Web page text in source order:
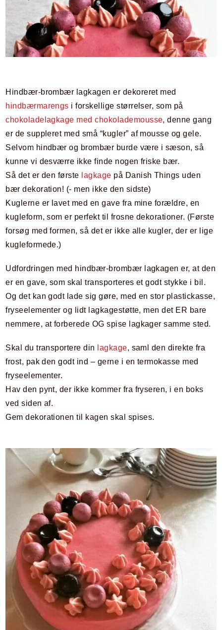
Hindbær-brombær lagkagen er dekoreret med
hindbærmarengs i forskellige størrelser, som på
chokoladelagkage med chokolademousse, denne gang
er de suppleret med små “kugler” af mousse og gele.
Selvom hindbær og brombær burde være i sæson, så
kunne vi desværre ikke finde nogen friske bær.
Så det er den første lagkage på Danish Things uden
bær dekoration! (- men ikke den sidste)
Kuglerne er lavet med en gave fra mine forældre, en
kugleform, som er perfekt til frosne dekorationer. (Første
forsøg med formen, så det er ikke alle kugler, der er lige
kugleformede.)
Udfordringen med hindbær-brombær lagkagen er, at den
er en gave, som skal transporteres et godt stykke i bil.
Og det kan godt lade sig gøre, med en stor plastickasse,
fryseelementer og lidt lagkagestøtte, men det ER bare
nemmere, at forberede OG spise lagkager samme sted.
Skal du transportere din lagkage, saml den direkte fra
frost, pak den godt ind – gerne i en termokasse med
fryseelementer.
Hav den pynt, der ikke kommer fra fryseren, i en boks
ved siden af.
Gem dekorationen til kagen skal spises.